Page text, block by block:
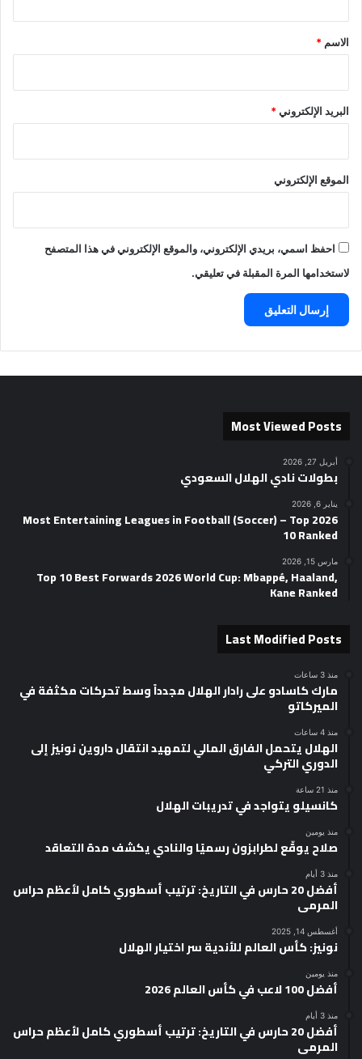
*
الاسم *
البريد الإلكتروني*
الموقع الإلكتروني
احفظ اسمي، بريدي الإلكتروني، والموقع الإلكتروني في هذا المتصفح
لاستخدامها المرة المقبلة في تعليقي.
Most Viewed Posts
أبريل 27, 2026
بطولات نادي الهلال السعودي
يناير 6, 2026
2026 Most Entertaining Leagues in Football (Soccer) – Top
10 Ranked
مارس 15, 2026
Top 10 Best Forwards 2026 World Cup: Mbappé, Haaland,
Kane Ranked
Last Modified Posts
منذ 3 ساعات
مارك كاسادو على رادار الهلال مجدداً وسط تحركات مكثفة في
الميركاتو
منذ 4 ساعات
الهلال يتحمل الفارق المالي لتمهيد انتقال داروين نونيز إلى
الدوري التركي
منذ 21 ساعة
كانسيلو يتواجد في تدريبات الهلال
منذ يومين
صلاح يوقّع لطرابزون رسميًا والنادي يكشف مدة التعاقد
منذ 3 أيام
أفضل 20 حارس في التاريخ: ترتيب أسطوري كامل لأعظم حراس
المرمى
أغسطس 14, 2025
نونيز: كأس العالم للأندية سر اختيار الهلال
منذ يومين
أفضل 100 لاعب في كأس العالم 2026
منذ 3 أيام
أفضل 20 حارس في التاريخ: ترتيب أسطوري كامل لأعظم حراس
المرمى